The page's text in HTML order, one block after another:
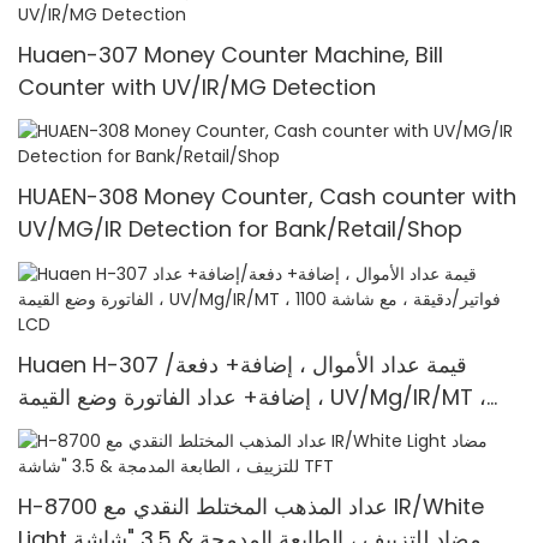
Huaen-307 Money Counter Machine, Bill
Counter with UV/IR/MG Detection
HUAEN-308 Money Counter, Cash counter with
UV/MG/IR Detection for Bank/Retail/Shop
Huaen H-307 قيمة عداد الأموال ، إضافة+ دفعة/
إضافة+ عداد الفاتورة وضع القيمة ، UV/Mg/IR/MT ،
1100 فواتير/دقيقة ، مع شاشة LCD
H-8700 عداد المذهب المختلط النقدي مع IR/White